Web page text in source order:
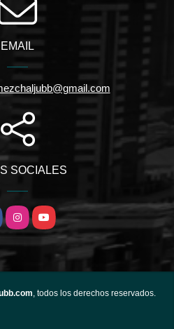
EMAIL
SOCIALES
InstagramYouTube
, todos los derechos reservados.